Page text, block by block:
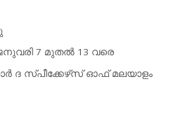
7 മുതല്‍ 13 വരെ
ദ സ്പീക്കേഴ്‌സ് ഓഫ് മലയാളം